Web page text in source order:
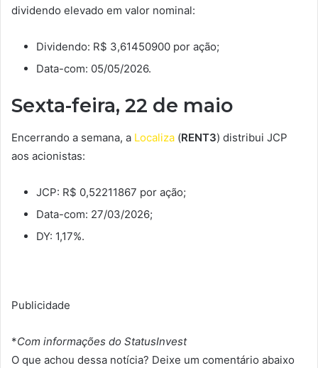
dividendo elevado em valor nominal:
Dividendo: R$ 3,61450900 por ação;
Data-com: 05/05/2026.
Sexta-feira, 22 de maio
Encerrando a semana, a Localiza (RENT3) distribui JCP
aos acionistas:
JCP: R$ 0,52211867 por ação;
Data-com: 27/03/2026;
DY: 1,17%.
Publicidade
*Com informações do StatusInvest
O que achou dessa notícia? Deixe um comentário abaixo